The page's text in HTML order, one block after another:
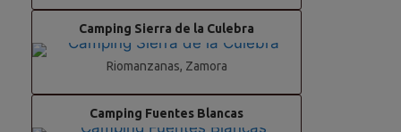
Camping Sierra de la Culebra
Riomanzanas, Zamora
Camping Fuentes Blancas